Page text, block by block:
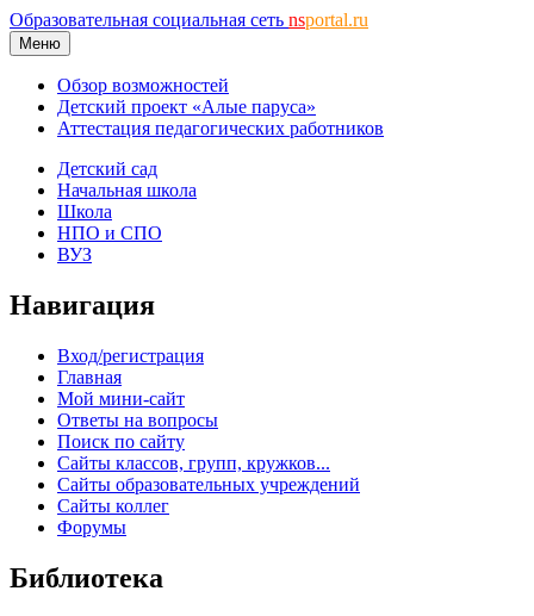
Образовательная социальная сеть nsportal.ru
Меню
Обзор возможностей
Детский проект «Алые паруса»
Аттестация педагогических работников
Детский сад
Начальная школа
Школа
НПО и СПО
ВУЗ
Навигация
Вход/регистрация
Главная
Мой мини-сайт
Ответы на вопросы
Поиск по сайту
Сайты классов, групп, кружков...
Сайты образовательных учреждений
Сайты коллег
Форумы
Библиотека